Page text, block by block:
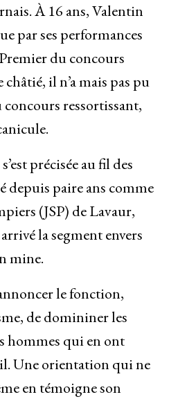
À 16 ans, Valentin
par ses performances
du concours
il n’a mais pas pu
ressortissant,
précisée au fil des
depuis paire ans comme
(JSP) de Lavaur,
la segment envers
mine.
le fonction,
de domininer les
hommes qui en ont
Une orientation qui ne
en témoigne son